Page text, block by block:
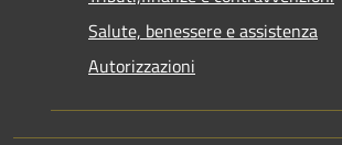
Salute, benessere e assistenza
Autorizzazioni